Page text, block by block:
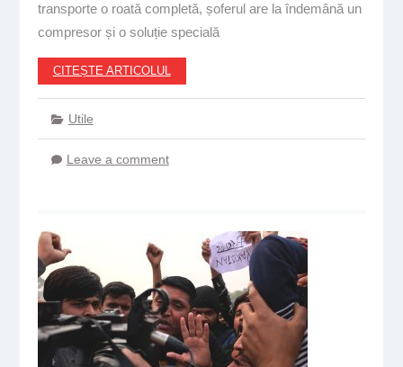
transporte o roată completă, șoferul are la îndemână un
compresor și o soluție specială
CITEȘTE ARTICOLUL
Utile
Leave a comment